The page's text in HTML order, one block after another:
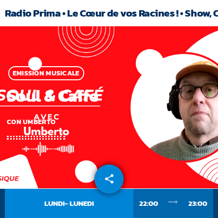
Radio Prima • Le Cœur de vos Racines ! •
EMISSION MUSICALE
Soul & Caffe
CON UMBERTO
share
email
LUNDI- LUNEDI 22:00 trending_flat 23:00